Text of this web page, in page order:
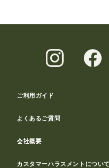
ご利用ガイド
よくあるご質問
会社概要
カスタマーハラスメントについて